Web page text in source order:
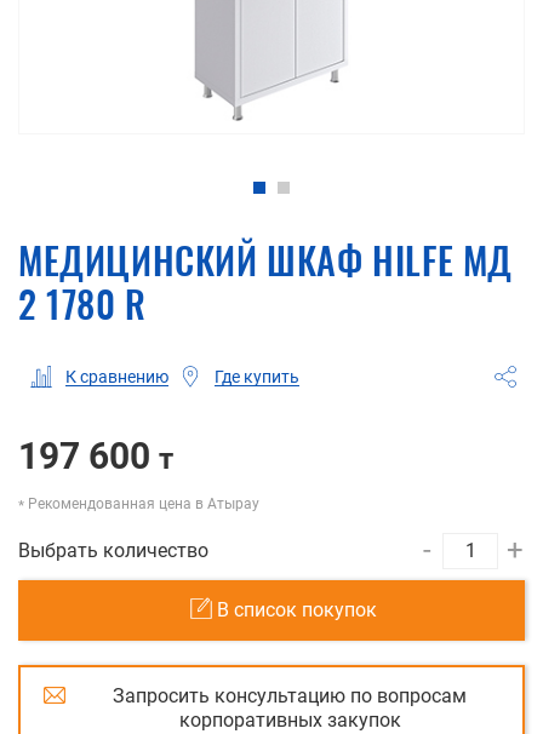
МЕДИЦИНСКИЙ ШКАФ HILFE МД
2 1780 R
К сравнению Где купить
197 600 т
Рекомендованная цена в Атырау
Выбрать количество - +
В список покупок
Запросить консультацию по вопросам
корпоративных закупок